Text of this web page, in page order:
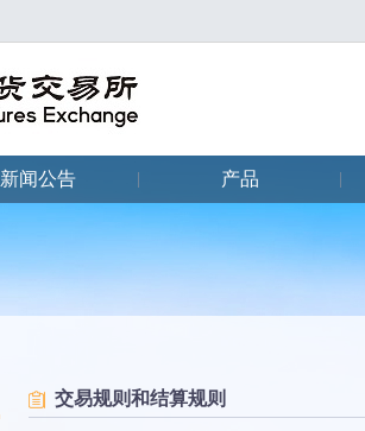
新闻公告 产品
交易规则和结算规则